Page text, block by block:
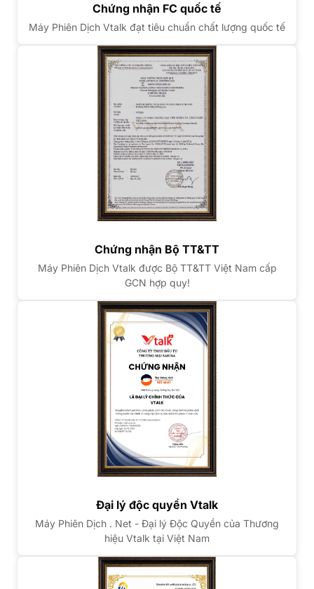
Chứng nhận FC quốc tế
Máy Phiên Dịch Vtalk đạt tiêu chuẩn chất lượng quốc tế
Chứng nhận Bộ TT&TT
Máy Phiên Dịch Vtalk được Bộ TT&TT Việt Nam cấp
GCN hợp quy!
Đại lý độc quyền Vtalk
Máy Phiên Dịch . Net - Đại lý Độc Quyền của Thương
hiệu Vtalk tại Việt Nam